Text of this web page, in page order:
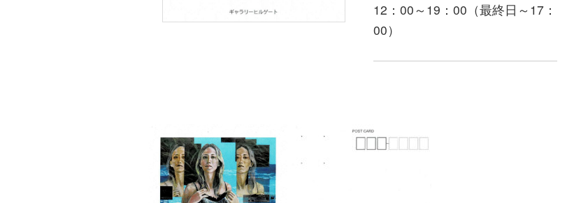
12：00～19：00（最終日～17：
00）